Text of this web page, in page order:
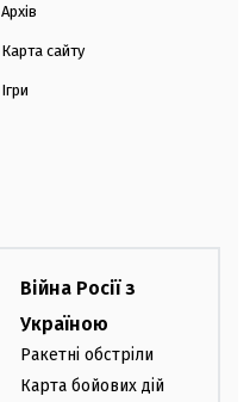
Архів
Карта сайту
Ігри
Війна Росії з
Україною
Ракетні обстріли
Карта бойових дій